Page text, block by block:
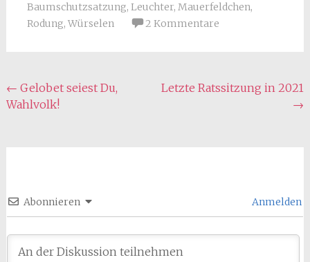
Baumschutzsatzung, Leuchter, Mauerfeldchen,
Rodung, Würselen 2 Kommentare
Beitragsnavigation
← Gelobet seiest Du,
Wahlvolk!
Letzte Ratssitzung in 2021
→
Abonnieren Anmelden